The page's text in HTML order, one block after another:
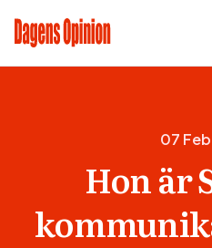
07
Hon är